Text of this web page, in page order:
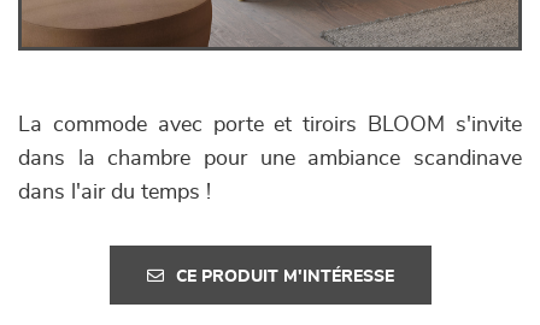
La commode avec porte et tiroirs BLOOM s'invite
dans la chambre pour une ambiance scandinave
dans l'air du temps !
CE PRODUIT M'INTÉRESSE